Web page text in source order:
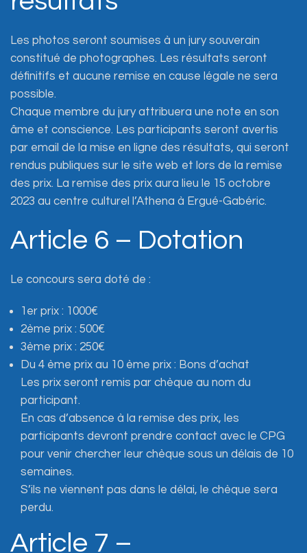
Les photos seront soumises à un jury souverain
constitué de photographes. Les résultats seront
définitifs et aucune remise en cause légale ne sera
possible.
Chaque membre du jury attribuera une note en son
âme et conscience. Les participants seront avertis
par email de la mise en ligne des résultats, qui seront
rendus publiques sur le site web et lors de la remise
des prix. La remise des prix aura lieu le 15 octobre
2023 au centre culturel l’Athena à Ergué-Gabéric.
Article 6 – Dotation
Le concours sera doté de :
1er prix : 1000€
2ème prix : 500€
3ème prix : 250€
Du 4 ème prix au 10 ème prix : Bons d’achat
Les prix seront remis par chèque au nom du
participant.
En cas d’absence à la remise des prix, les
participants devront prendre contact avec le CPG
pour venir chercher leur chèque sous un délais de 10
semaines.
S’ils ne viennent pas dans le délai, le chèque sera
perdu.
Article 7 –